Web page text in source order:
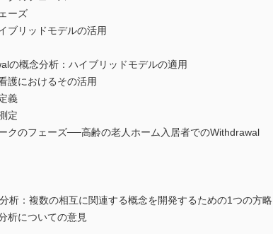
ーズ
リッドモデルの活用
概念分析：ハイブリッドモデルの適用
におけるその活用
義
定
のフェーズ──高齢の老人ホーム入居者でのWithdrawal
：複数の相互に関連する概念を開発するための1つの方略
についての意見